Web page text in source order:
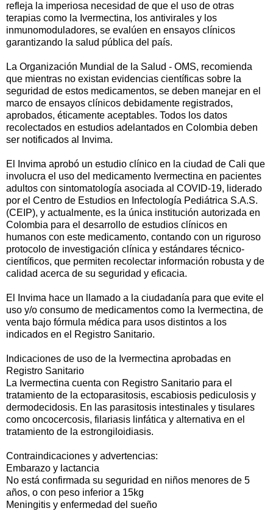
refleja la imperiosa necesidad de que el uso de otras
terapias como la Ivermectina, los antivirales y los
inmunomoduladores, se evalúen en ensayos clínicos
garantizando la salud pública del país.
La Organización Mundial de la Salud - OMS, recomienda
que mientras no existan evidencias científicas sobre la
seguridad de estos medicamentos, se deben manejar en el
marco de ensayos clínicos debidamente registrados,
aprobados, éticamente aceptables. Todos los datos
recolectados en estudios adelantados en Colombia deben
ser notificados al Invima.
El Invima aprobó un estudio clínico en la ciudad de Cali que
involucra el uso del medicamento Ivermectina en pacientes
adultos con sintomatología asociada al COVID-19, liderado
por el Centro de Estudios en Infectología Pediátrica S.A.S.
(CEIP), y actualmente, es la única institución autorizada en
Colombia para el desarrollo de estudios clínicos en
humanos con este medicamento, contando con un riguroso
protocolo de investigación clínica y estándares técnico-
científicos, que permiten recolectar información robusta y de
calidad acerca de su seguridad y eficacia.
El Invima hace un llamado a la ciudadanía para que evite el
uso y/o consumo de medicamentos como la Ivermectina, de
venta bajo fórmula médica para usos distintos a los
indicados en el Registro Sanitario.
Indicaciones de uso de la Ivermectina aprobadas en
Registro Sanitario
La Ivermectina cuenta con Registro Sanitario para el
tratamiento de la ectoparasitosis, escabiosis pediculosis y
dermodecidosis. En las parasitosis intestinales y tisulares
como oncocercosis, filariasis linfática y alternativa en el
tratamiento de la estrongiloidiasis.
Contraindicaciones y advertencias:
Embarazo y lactancia
No está confirmada su seguridad en niños menores de 5
años, o con peso inferior a 15kg
Meningitis y enfermedad del sueño